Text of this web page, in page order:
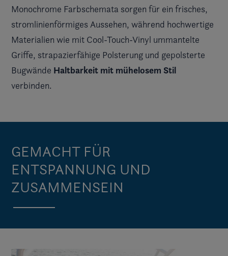
Monochrome Farbschemata sorgen für ein frisches,
stromlinienförmiges Aussehen, während hochwertige
Materialien wie mit Cool-Touch-Vinyl ummantelte
Griffe, strapazierfähige Polsterung und gepolsterte
Bugwände Haltbarkeit mit mühelosem Stil
verbinden.
GEMACHT FÜR
ENTSPANNUNG UND
ZUSAMMENSEIN